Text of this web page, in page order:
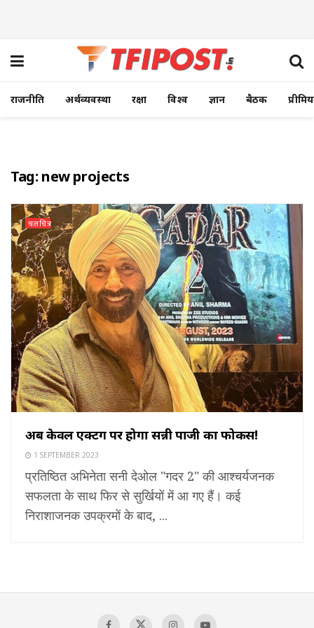
राजनीति अर्थव्यवस्था रक्षा विश्व ज्ञान बैठक
Tag: new projects
चलचित्र
अब केवल एक्टिंग पर होगा सन्नी पाजी का फोकस!
1 SEPTEMBER 2023
प्रतिष्ठित अभिनेता सनी देओल "गदर 2" की आश्चर्यजनक
सफलता के साथ फिर से सुर्खियों में आ गए हैं। कई
निराशाजनक उपक्रमों के बाद, ...